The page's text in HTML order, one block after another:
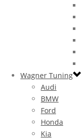
Wagner Tuning
Audi
BMW
Ford
Honda
Kia